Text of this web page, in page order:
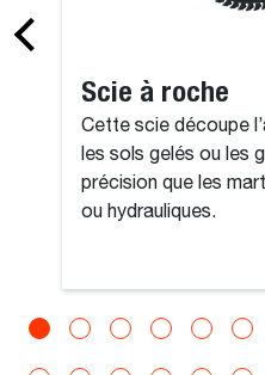
Scie à roche
Cette scie découpe
les sols gelés ou les
précision que les
ou hydrauliques.